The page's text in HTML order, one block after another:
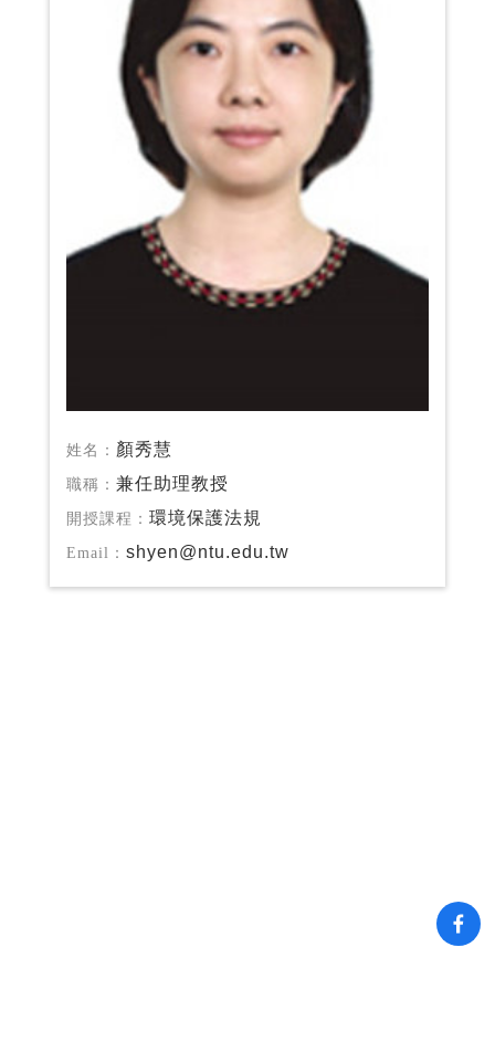
姓名： 顏秀慧
職稱： 兼任助理教授
開授課程： 環境保護法規
Email： shyen@ntu.edu.tw